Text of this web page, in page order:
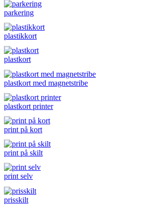
parkering
plastikkort
plastkort
plastkort med magnetstribe
plastkort printer
print på kort
print på skilt
print selv
prisskilt